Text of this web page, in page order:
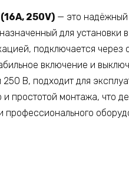
250V) — это надёжный
для установки
подключается через
включение и
В, подходит для
и простотой монтажа, что